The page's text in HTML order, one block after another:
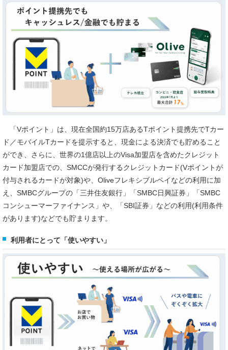
「Vポイント」は、現在全国約15万店あるTポイント提携先でTカー
ド／モバイルTカードを提示すると、現金による決済でも貯めること
ができ、さらに、世界の1億店以上のVisa加盟店を含めたクレジット
カード加盟店での、SMCCが発行するクレジットカード(Vポイントが
付与されるカードが対象)や、Oliveフレキシブルペイなどの利用に加
え、SMBCグループの「三井住友銀行」「SMBC日興証券」「SMBC
コンシューマーファイナンス」や、「SBI証券」などの利用(利用条件
があります)などでも貯まります。
利用者にとって「使いやすい」